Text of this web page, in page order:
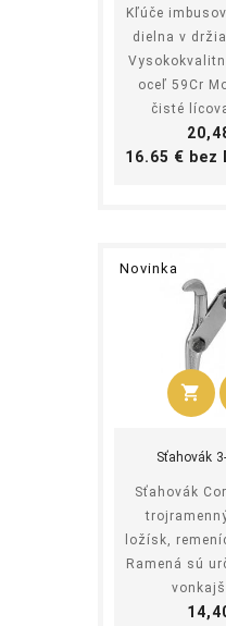
Kľúče
dielna v
oceľ 59Cr
čisté
Cena
16.65 € bez
Novinka
shopping_cart
Sťahovák
Sťahovák
ložísk,
Ramená sú
Cena